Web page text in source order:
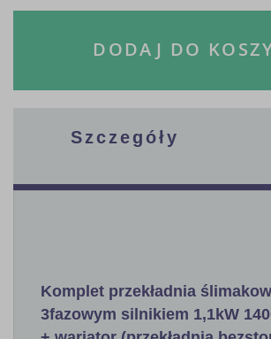
DODAJ DO
Szczegóły
Komplet przekładnia
3fazowym silnikiem 1,1kW